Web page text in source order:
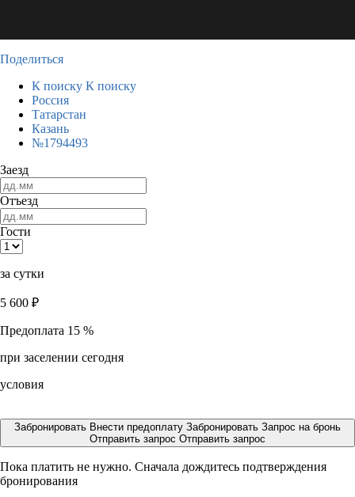
Поделиться
К поиску К поиску
Россия
Татарстан
Казань
№1794493
Заезд
Отъезд
Гости
за сутки
5 600 ₽
Предоплата 15 %
при заселении сегодня
условия
Забронировать Внести предоплату Забронировать Запрос на бронь
Отправить запрос Отправить запрос
Пока платить не нужно. Сначала дождитесь подтверждения
бронирования